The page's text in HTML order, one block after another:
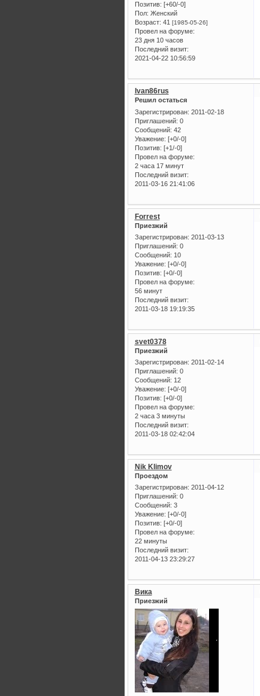
Позитив: [+60/-0]
Пол: Женский
Возраст: 41 [1985-05-26]
Провел на форуме:
23 дня 10 часов
Последний визит:
2021-04-22 10:56:59
Ivan86rus
Решил остаться
Зарегистрирован: 2011-02-18
Приглашений: 0
Сообщений: 42
Уважение: [+0/-0]
Позитив: [+1/-0]
Провел на форуме:
2 часа 17 минут
Последний визит:
2011-03-16 21:41:06
Forrest
Приезжий
Зарегистрирован: 2011-03-13
Приглашений: 0
Сообщений: 10
Уважение: [+0/-0]
Позитив: [+0/-0]
Провел на форуме:
56 минут
Последний визит:
2011-03-18 19:19:35
svet0378
Приезжий
Зарегистрирован: 2011-02-14
Приглашений: 0
Сообщений: 12
Уважение: [+0/-0]
Позитив: [+0/-0]
Провел на форуме:
2 часа 3 минуты
Последний визит:
2011-03-18 02:42:04
Nik Klimov
Проездом
Зарегистрирован: 2011-04-12
Приглашений: 0
Сообщений: 3
Уважение: [+0/-0]
Позитив: [+0/-0]
Провел на форуме:
22 минуты
Последний визит:
2011-04-13 23:29:27
Вика
Приезжий